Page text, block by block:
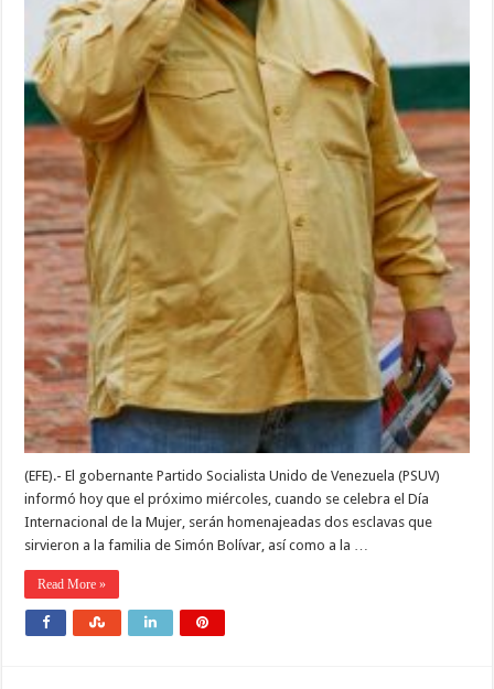
(EFE).- El gobernante Partido Socialista Unido de Venezuela (PSUV)
informó hoy que el próximo miércoles, cuando se celebra el Día
Internacional de la Mujer, serán homenajeadas dos esclavas que
sirvieron a la familia de Simón Bolívar, así como a la …
Read More »